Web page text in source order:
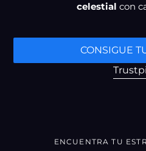
celestial con
CONSIGUE
ENCUENTRA TU